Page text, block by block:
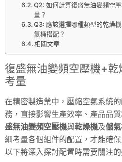
Q2: 如何計算復盛無油變頻空
量？
Q3: 應該選擇哪種類型的乾燥
氣桶搭配？
相關文章
復盛無油變頻空壓機+
考量
在精密製造業中，壓縮空氣系統
務，直接影響生產效率、產品品
盛無油變頻空壓機與乾燥機及儲
細考量各個組件的配置，才能確
以下將深入探討配置時需要關注的